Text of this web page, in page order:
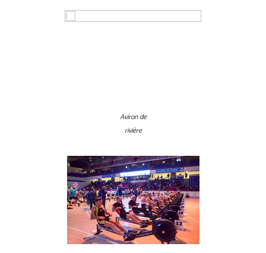
Aviron de
rivière